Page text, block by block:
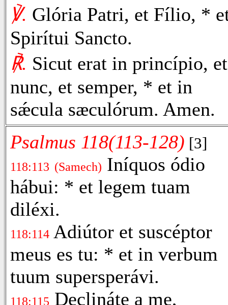
℣. Glória Patri, et Fílio, *
Spirítui Sancto.
℟. Sicut erat in princípio, et
nunc, et semper, * et in
sǽcula sæculórum. Amen.
Psalmus 118(113-128) [3]
118:113 (Samech) Iníquos ódio
hábui: * et legem tuam
diléxi.
118:114 Adiútor et suscéptor
meus es tu: * et in verbum
tuum supersperávi.
118:115 Declináte a me,